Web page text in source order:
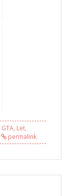
GTA, Let,
permalink